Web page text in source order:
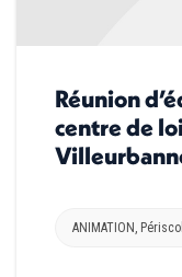
Réunion
centre de
ANIMATION ,